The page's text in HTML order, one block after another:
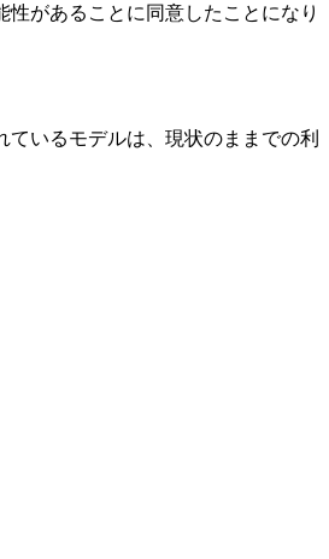
性があることに同意したことになり
ているモデルは、現状のままでの利